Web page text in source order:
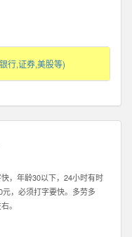
行,证券,美股等)
，年龄30以下，24小时有时
，必须打字要快。多劳多
。